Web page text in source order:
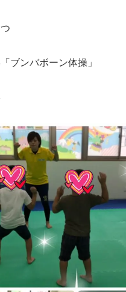
ブンバボーン体操」